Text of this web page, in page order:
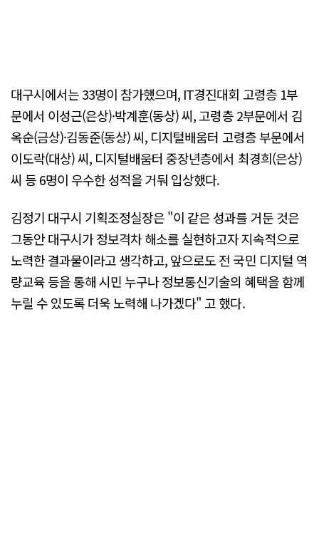
대구시에서는 33명이 참가했으며, IT경진대회 고령층 1부
문에서 이성근(은상)·박계훈(동상) 씨, 고령층 2부문에서 김
옥순(금상)·김동준(동상) 씨, 디지털배움터 고령층 부문에서
이도락(대상) 씨, 디지털배움터 중장년층에서 최경희(은상)
씨 등 6명이 우수한 성적을 거둬 입상했다.
김정기 대구시 기획조정실장은 "이 같은 성과를 거둔 것은
그동안 대구시가 정보격차 해소를 실현하고자 지속적으로
노력한 결과물이라고 생각하고, 앞으로도 전 국민 디지털 역
량교육 등을 통해 시민 누구나 정보통신기술의 혜택을 함께
누릴 수 있도록 더욱 노력해 나가겠다" 고 했다.